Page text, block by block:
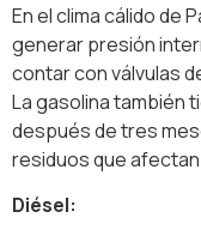
En el clima cálido de
generar presión
contar con válvulas
La gasolina también
después de tres
residuos que
Diésel: